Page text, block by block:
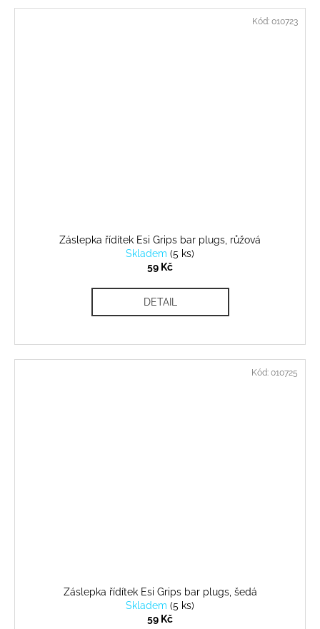
Záslepka řídítek Esi Grips bar plugs, růžová
Skladem (5 ks)
59 Kč
DETAIL
Kód: 010723
Záslepka řídítek Esi Grips bar plugs, šedá
Skladem (5 ks)
59 Kč
Kód: 010725